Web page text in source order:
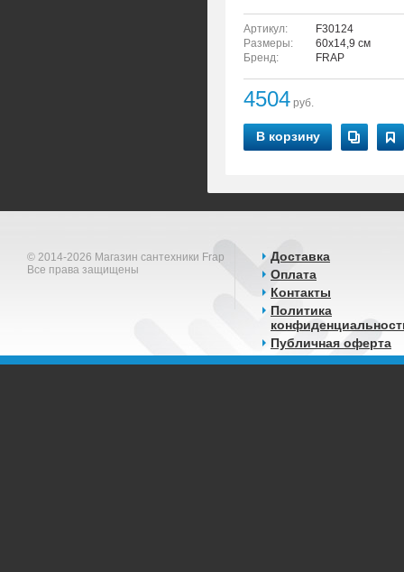
Артикул:
F30124
Размеры:
60x14,9 см
Бренд:
FRAP
4504 руб.
В корзину
© 2014-2026 Магазин сантехники Frap
Все права защищены
Доставка
Оплата
Контакты
Политика
Публичная оферта